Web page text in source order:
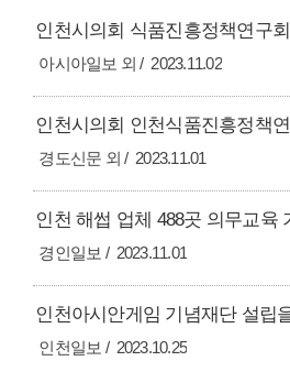
아시아일보 외 2023.11.02
경도신문 외 2023.11.01
인천 해썹 업체 488곳 의무교육
경인일보 2023.11.01
인천아시안게임 기념재단 설립
인천일보 2023.10.25